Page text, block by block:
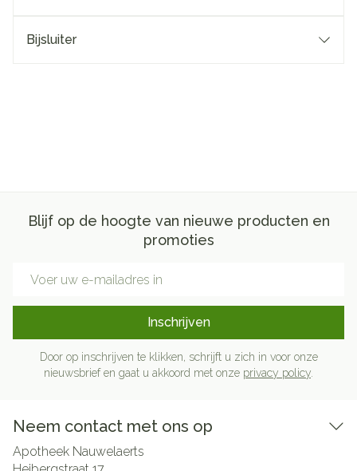
Bijsluiter
Blijf op de hoogte van nieuwe producten en
promoties
Inschrijven
Door op inschrijven te klikken, schrijft u zich in voor onze
nieuwsbrief en gaat u akkoord met onze privacy policy
Neem contact met ons op
Apotheek Nauwelaerts